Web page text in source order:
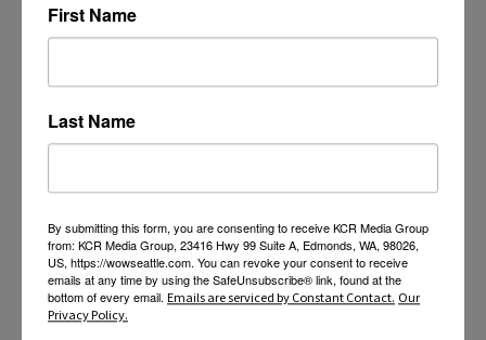
First Name
Last Name
By submitting this form, you are consenting to receive KCR Media Group
from: KCR Media Group, 23416 Hwy 99 Suite A, Edmonds, WA, 98026,
US, https://wowseattle.com. You can revoke your consent to receive
emails at any time by using the SafeUnsubscribe® link, found at the
bottom of every email. Emails are serviced by Constant Contact. Our
Privacy Policy.